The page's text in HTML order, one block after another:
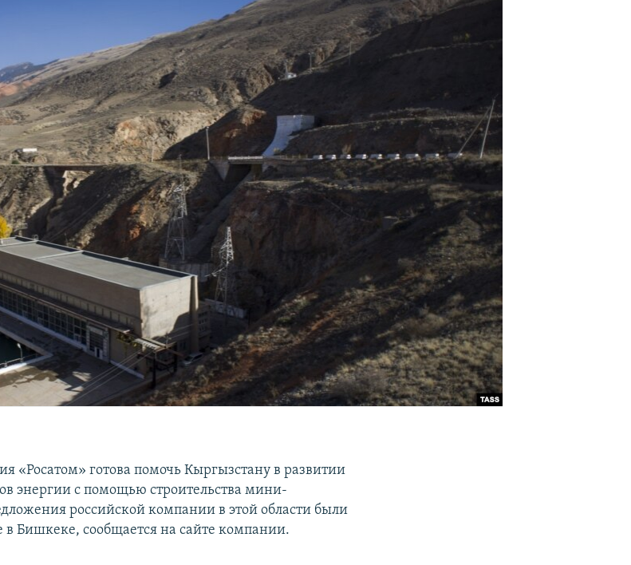
«Росатом» готова помочь Кыргызстану в развитии
энергии с помощью строительства мини-
российской компании в этой области были
в Бишкеке, сообщается на сайте компании.